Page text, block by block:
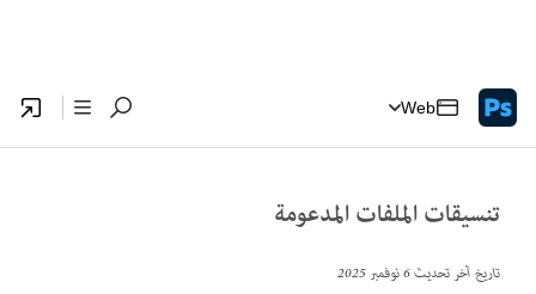
Web
تنسيقات الملفات المدعومة
تاريخ آخر تحديث6 نوفمبر 2025